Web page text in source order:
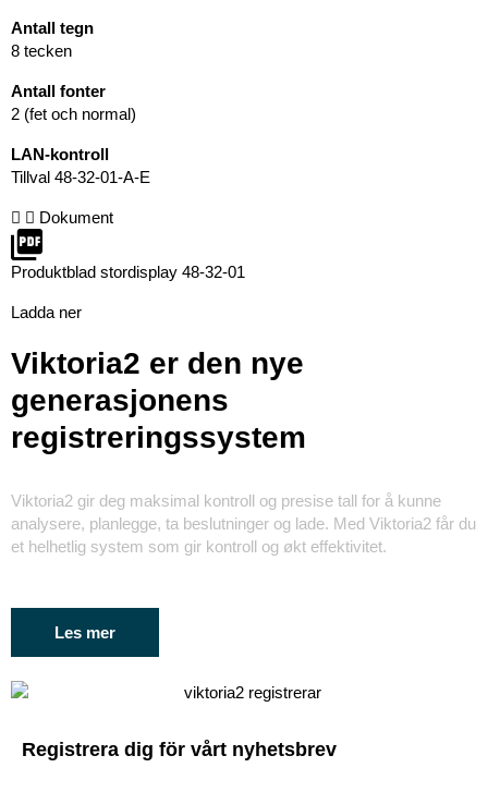
Antall tegn
8 tecken
Antall fonter
2 (fet och normal)
LAN-kontroll
Tillval 48-32-01-A-E
Dokument
Produktblad stordisplay 48-32-01
Ladda ner
Viktoria2 er den nye
generasjonens
registreringssystem
Viktoria2 gir deg maksimal kontroll og presise tall for å kunne
analysere, planlegge, ta beslutninger og lade. Med Viktoria2 får du
et helhetlig system som gir kontroll og økt effektivitet.
Les mer
Registrera dig för vårt nyhetsbrev